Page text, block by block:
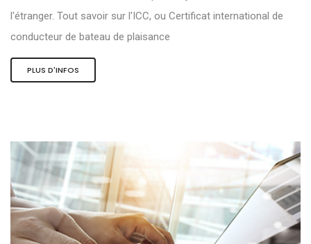
l'étranger. Tout savoir sur l'ICC, ou Certificat international de
conducteur de bateau de plaisance
PLUS D'INFOS